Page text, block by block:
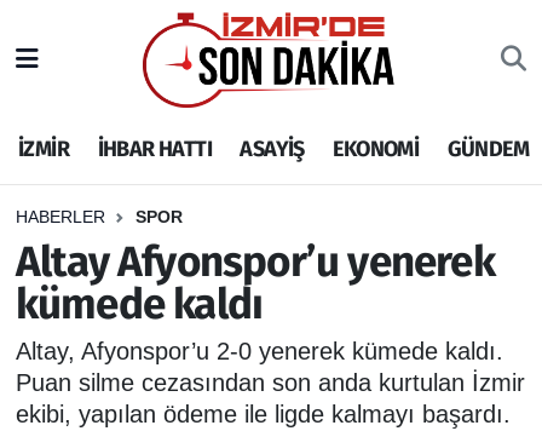
İZMİR İHBAR HATTI ASAYİŞ EKONOMİ GÜNDEM
HABERLER SPOR
Altay Afyonspor’u yenerek
kümede kaldı
Altay, Afyonspor’u 2-0 yenerek kümede kaldı.
Puan silme cezasından son anda kurtulan İzmir
ekibi, yapılan ödeme ile ligde kalmayı başardı.
İHBAR HATTI
DEPREM
GENEL
EKONOMİ
SİYASET
İzmir Nöbetçi Eczaneler
İzmir Hava Durumu
İzmir Namaz Vakitleri
İzmir Trafik Yoğunluk Haritası
Puan Durumu ve Fikstür
Tüm Manşetler